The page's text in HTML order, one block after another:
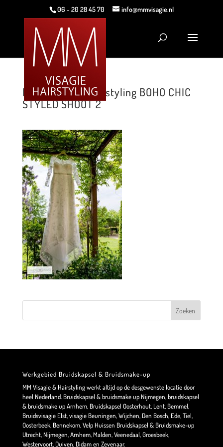
06 - 20 28 45 70 info@mmvisagie.nl
MM Visagie & Hairstyling BOHO CHIC
STYLED SHOOT 2
Werkgebied Bruidskapsel & Bruidsmake-up
MM Visagie & Hairstyling werkt altijd op de desgewenste locatie door
heel Nederland. Bruidskapsel & bruidsmake up Nijmegen, bruidskapsel
& bruidsmake up Arnhem, Bruidskapsel Oosterhout, Lent, Bemmel,
Bruidsvisagie Elst, visagie Beuningen, Wijchen, Den Bosch, Ede, Tiel,
Oosterbeek, Bennekom, Velp Huissen Bruidskapsel & Bruidsmake-up
Utrecht, Nijmegen, Arnhem, Malden, Veenedaal, Groesbeek,
Westervoort, Duiven, Didam en Zevenaar.